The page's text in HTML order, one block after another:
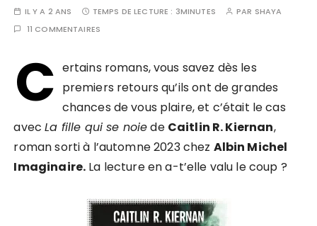
IL Y A 2 ANS TEMPS DE LECTURE : 3MINUTES PAR SHAYA
11 COMMENTAIRES
C ertains romans, vous savez dès les
premiers retours qu’ils ont de grandes
chances de vous plaire, et c’était le cas
avecLa fille qui se noiede Caitlin R. Kiernan,
roman sorti à l’automne 2023 chez Albin Michel
Imaginaire. La lecture en a-t’elle valu le coup ?